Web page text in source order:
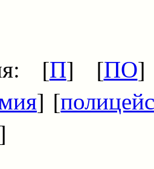
[П] [ПО
] [
]